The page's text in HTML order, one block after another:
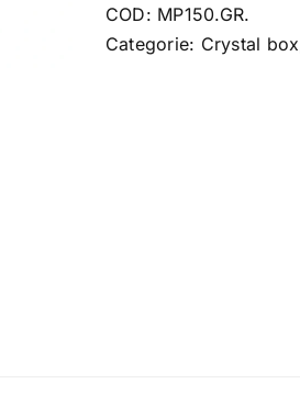
COD: MP150.GR.
Categorie: Crystal box